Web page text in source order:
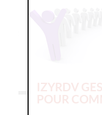
IZYRDV
POUR